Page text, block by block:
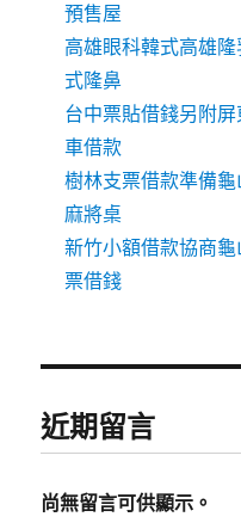
預售屋
高雄眼科韓式高雄
式隆鼻
台中票貼借錢另附
車借款
樹林支票借款準備
麻將桌
新竹小額借款協商
票借錢
近期留言
尚無留言可供顯示。